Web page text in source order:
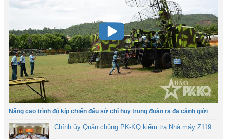
Nâng cao trình độ kíp chiến đấu sở chỉ huy trung đoàn ra đa cảnh giới
Chính ủy Quân chủng PK-KQ kiểm tra Nhà máy Z119